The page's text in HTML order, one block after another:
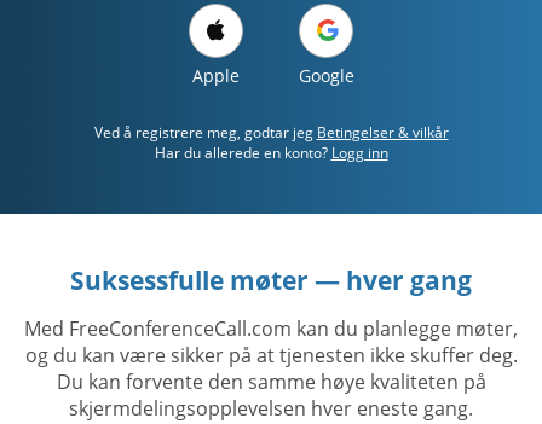
Apple Google
Ved å registrere meg, godtar jeg Betingelser & vilkår
Har du allerede en konto? Logg inn
Suksessfulle møter — hver gang
Med FreeConferenceCall.com kan du planlegge møter,
og du kan være sikker på at tjenesten ikke skuffer deg.
Du kan forvente den samme høye kvaliteten på
skjermdelingsopplevelsen hver eneste gang.